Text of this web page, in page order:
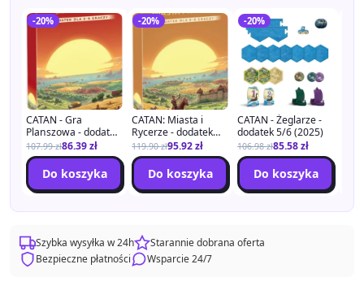
-20%
CATAN - Gra
Planszowa - dodatek
5/6 (2025)
107.99zł86.39zł
Do koszyka
-20%
CATAN: Miasta i
Rycerze - dodatek
5/6 graczy(2025)
119.90zł95.92zł
Do koszyka
-20%
CATAN - Żeglarze -
dodatek 5/6 (2025)
106.98zł85.58zł
Do koszyka
Szybka wysyłka w 24h
Starannie dobrana oferta
Bezpieczne płatności
Wsparcie 24/7